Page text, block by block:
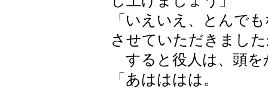
「いえいえ、とんで
させていただきまし
すると役人は、頭を
「あはははは。